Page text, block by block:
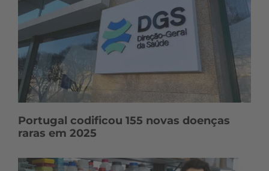
Portugal codificou 155 novas doenças
raras em 2025